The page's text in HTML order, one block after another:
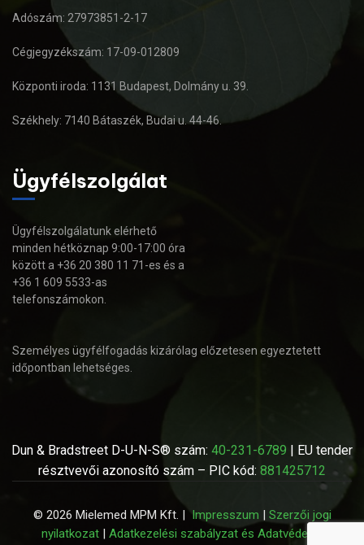
Adószám: 27973851-2-17
Cégjegyzékszám: 17-09-012809
Központi iroda: 1131 Budapest, Dolmány u. 39.
Székhely: 7140 Bátaszék, Budai u. 44-46.
Ügyfélszolgálat
Ügyfélszolgálatunk elérhető
minden hétköznap 9:00-17:00 óra
között a +36 20 380 11 71-es és a
+36 1 609 5533-as
telefonszámokon.
Személyes ügyfélfogadás kizárólag előzetesen egyeztetett
időpontban lehetséges.
Dun & Bradstreet D-U-N-S® szám: 40-231-6789 | EU tender
résztvevői azonosító szám – PIC kód: 881425712
© 2026 Mielemed MPM Kft. |Impresszum | Szerzői jogi
nyilatkozat| Adatkezelési szabályzat és Adatvédelmi